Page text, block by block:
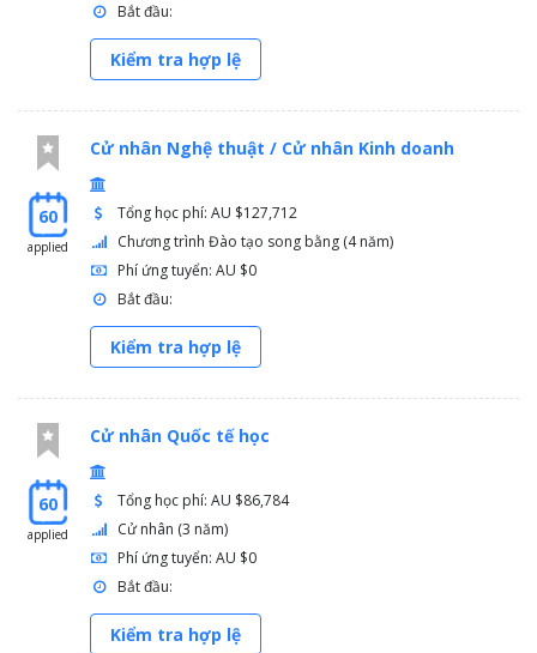
Bắt đầu:
Kiểm tra hợp lệ
60
applied
Cử nhân Nghệ thuật / Cử nhân Kinh doanh
Tổng học phí: AU $127,712
Chương trình Đào tạo song bằng (4 năm)
Phí ứng tuyển: AU $0
Bắt đầu:
Kiểm tra hợp lệ
60
applied
Cử nhân Quốc tế học
Tổng học phí: AU $86,784
Cử nhân (3 năm)
Phí ứng tuyển: AU $0
Bắt đầu:
Kiểm tra hợp lệ